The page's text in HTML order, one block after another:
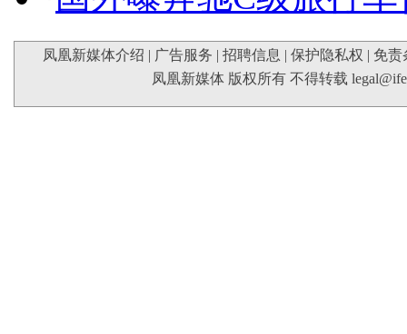
凤凰新媒体介绍 | 广告服务 | 招聘信息 | 保护隐私权 | 免责
凤凰新媒体 版权所有 不得转载